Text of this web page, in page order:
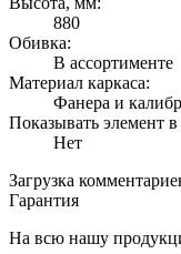
880
Обивка:
В ассортименте
Материал каркаса:
Фанера и
Показывать элемент
Нет
Загрузка
Гарантия
На всю нашу